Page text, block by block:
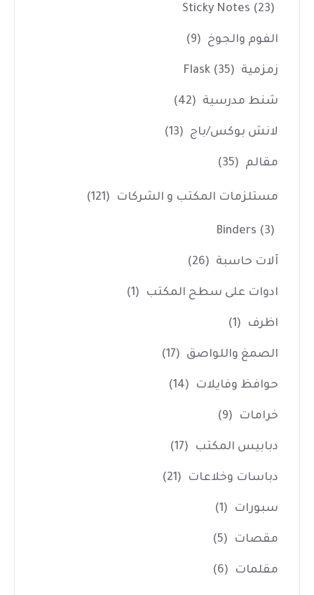
Sticky Notes (23)
الفوم والجوخ (9)
زمزمية Flask (35)
شنط مدرسية (42)
لانش بوكس/باج (13)
مقالم (35)
مستلزمات المكتب و الشركات (121)
Binders (3)
آلات حاسبة (26)
ادوات على سطح المكتب (1)
اظرف (1)
الصمغ واللواصق (17)
حوافظ وفايلات (14)
خرامات (9)
دبابيس المكتب (17)
دباسات وخلاعات (21)
سبورات (1)
مقصات (5)
مقلمات (6)